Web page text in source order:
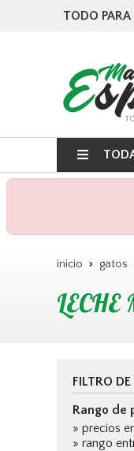
TODO
inicio gatos
FILTRO
Rango de
» precios
» rango